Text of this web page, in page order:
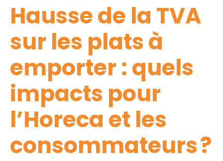
Hausse de la TVA
sur les plats à
emporter : quels
impacts pour
l’Horeca et les
consommateurs ?